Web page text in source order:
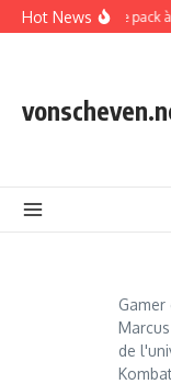
Skip to content
Hot NewsOffres de pack à
Gamer
de